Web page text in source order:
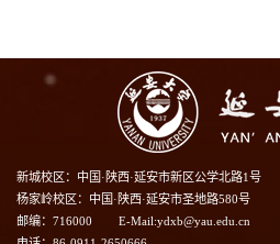
新城校区：中国·陕西·延安市新区公学北路1号
杨家岭校区：中国·陕西·延安市圣地路580号
邮编：716000
E-Mail:ydxb@yau.edu.cn